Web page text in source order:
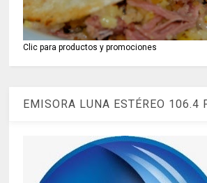
Clic para productos y promociones
EMISORA LUNA ESTÉREO 106.4